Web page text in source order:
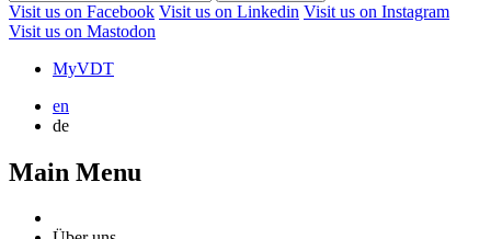
Visit us on Facebook Visit us on Linkedin Visit us on Instagram
Visit us on Mastodon
MyVDT
en
de
Main Menu